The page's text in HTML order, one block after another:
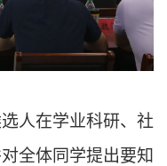
人在学业科研、社
全体同学提出要知